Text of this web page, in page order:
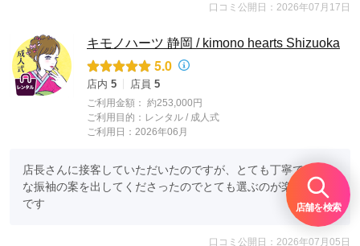
店舗を検索
口コミ公開日：2026年07月17日
キモノハーツ 静岡 / kimono hearts Shizuoka
5.0
店内 5 店員 5
ご利用金額： 約253,000円
ご利用目的： レンタル / 成人式
ご利用日：2026年06月
店長さんに接客していただいたのですが、とても丁寧でいろん
な振袖の案を出してくださったのでとても選ぶのが楽しかった
です
口コミ公開日：2026年07月05日